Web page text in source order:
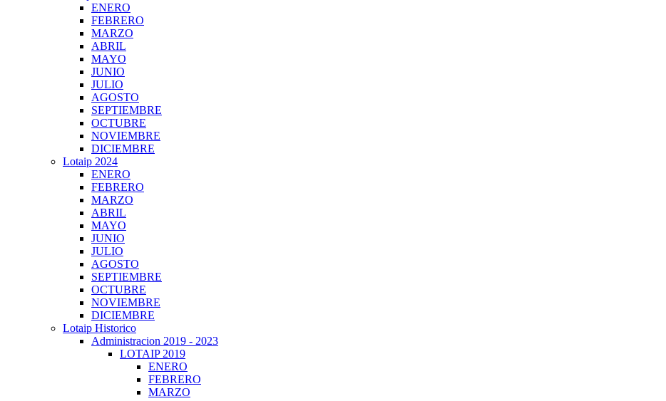
ENERO
FEBRERO
MARZO
ABRIL
MAYO
JUNIO
JULIO
AGOSTO
SEPTIEMBRE
OCTUBRE
NOVIEMBRE
DICIEMBRE
Lotaip 2024
ENERO
FEBRERO
MARZO
ABRIL
MAYO
JUNIO
JULIO
AGOSTO
SEPTIEMBRE
OCTUBRE
NOVIEMBRE
DICIEMBRE
Lotaip Historico
Administracion 2019 - 2023
LOTAIP 2019
ENERO
FEBRERO
MARZO